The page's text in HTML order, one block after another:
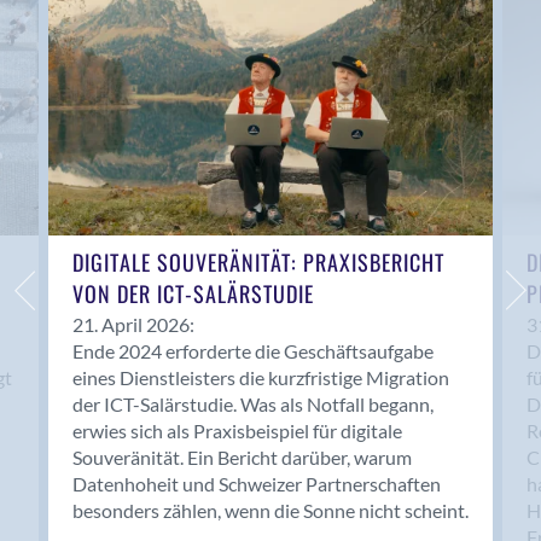
Anwil
Appenzell
Au SG
Baar
Baden
Balsthal
Balzers
Basel
Bassersdorf
Belp
Bendern
Benken (SG)
Bergdietikon
Berlin
Bern
Bern - Liebefeld
DIGITALE SOUVERÄNITÄT: PRAXISBERICHT
VON DER ICT-SALÄRSTUDIE
21. April 2026:
Ende 2024 erforderte die Geschäftsaufgabe
eines Dienstleisters die kurzfristige Migration
der ICT-Salärstudie. Was als Notfall begann,
erwies sich als Praxisbeispiel für digitale
Souveränität. Ein Bericht darüber, warum
Datenhoheit und Schweizer Partnerschaften
besonders zählen, wenn die Sonne nicht scheint.